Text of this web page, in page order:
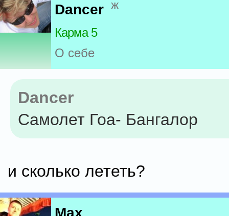
Dancer ж
Карма 5
О себе
Dancer
Самолет Гоа- Бангалор
и сколько лететь?